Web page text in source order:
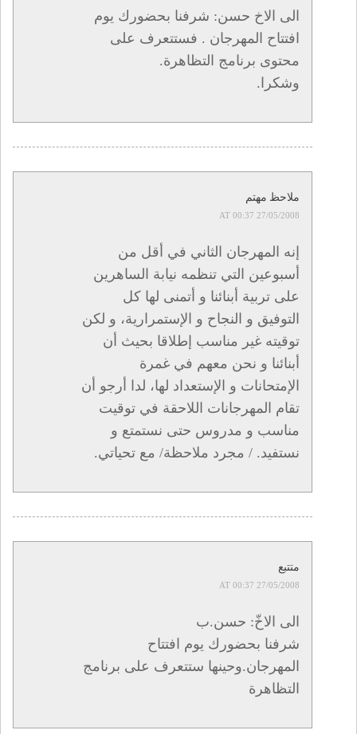
الى الاخ حسن: شرفنا بحضورك يوم
افتتاح المهرجان . فستتعرف على
محتوى برنامج التظاهرة.
وشكرا.
ملاحظ مهتم
27/05/2008 AT 00:37
إنه المهرجان الثاني في أقل من
أسبوعين التي تنظمه نيابة الساهرين
على تربية أبنائنا و أتمنى لها كل
التوفيق و النجاح و الإستمرارية، و لكن
توقيته غير مناسب إطلاقا بحيث أن
أبنائنا و نحن معهم في غمرة
الإمتحانات و الإستعداد لها، لدا أرجو أن
تقام المهرجانات اللاحقة في توقيت
مناسب و مدروس حتى نستمتع و
نستفيد. / مجرد ملاحظة/ مع تحياتي.
متتبع
27/05/2008 AT 00:37
الى الاخّ: حسن.ب
شرفنا بحضورك يوم افتتاح
المهرجان.وحينها ستتعرف على برنامج
التظاهرة